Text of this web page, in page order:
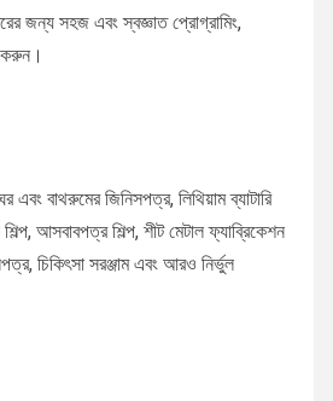
জন্য সহজ এবং স্বজ্ঞাত প্রোগ্রামিং,
করুন।
এবং বাথরুমের জিনিসপত্র, লিথিয়াম ব্যাটারি
আসবাবপত্র শিল্প, শীট মেটাল ফ্যাব্রিকেশন
চিকিৎসা সরঞ্জাম এবং আরও নির্ভুল